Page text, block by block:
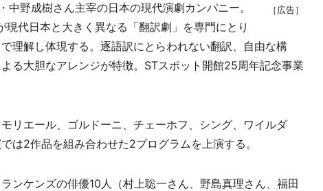
［広告］
野成樹さん主宰の日本の現代演劇カンパニー。
代日本と大きく異なる「翻訳劇」を専門にとり
理解し体現する。逐語訳にとらわれない翻訳、自由な構
る大胆なアレンジが特徴。STスポット開館25周年記念事業
リエール、ゴルドーニ、チェーホフ、シング、ワイルダ
は2作品を組み合わせた2プログラムを上演する。
ンケンズの俳優10人（村上聡一さん、野島真理さん、福田